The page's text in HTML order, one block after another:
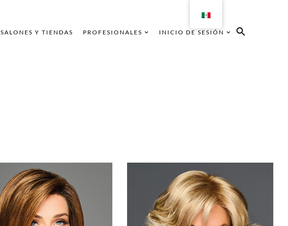
SALONES Y TIENDAS PROFESIONALES INICIO DE SESIÓN